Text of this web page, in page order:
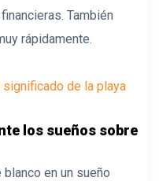
También
rápidamente.
significado de la playa
los sueños sobre
en un sueño